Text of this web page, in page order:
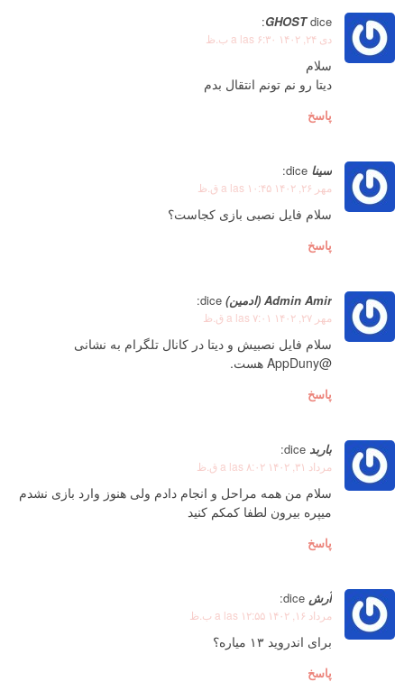
GHOST dice:
دی ۲۴, ۱۴۰۲ a las ۶:۳۰ ب.ظ
سلام
دیتا رو نم تونم انتقال بدم
پاسخ
سینا dice:
مهر ۲۶, ۱۴۰۲ a las ۱۰:۴۵ ق.ظ
سلام فایل نصبی بازی کجاست؟
پاسخ
Admin Amir (ادمین) dice:
مهر ۲۷, ۱۴۰۲ a las ۷:۰۱ ق.ظ
سلام فایل نصبیش و دیتا در کانال تلگرام به نشانی
@AppDuny هست.
پاسخ
باربد dice:
مرداد ۳۱, ۱۴۰۲ a las ۸:۰۲ ق.ظ
سلام من همه مراحل و انجام دادم ولی هنوز وارد بازی نشدم
میپره بیرون لطفا کمکم کنید
پاسخ
آرش dice:
مرداد ۱۶, ۱۴۰۲ a las ۱۲:۵۵ ب.ظ
برای اندروید ۱۳ میاره؟
پاسخ